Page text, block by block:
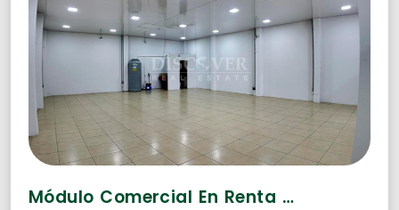
Módulo Comercial En Renta Y Venta En Carretera Norte